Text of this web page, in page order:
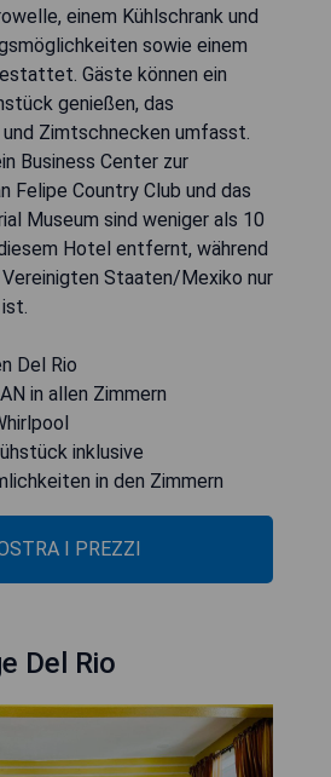
einem Kühlschrank und
sowie einem
Gäste können ein
genießen, das
und Zimtschnecken umfasst.
Business Center zur
Felipe Country Club und das
Museum sind weniger als 10
Hotel entfernt, während
Vereinigten Staaten/Mexiko nur
Del Rio
in allen Zimmern
inklusive
in den Zimmern
I PREZZI
Del Rio